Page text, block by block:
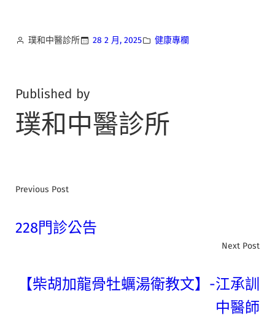
璞和中醫診所 28 2 月, 2025 健康專欄
Published by
璞和中醫診所
Previous Post
228門診公告
Next Post
【柴胡加龍骨牡蠣湯衛教文】-江承訓
中醫師